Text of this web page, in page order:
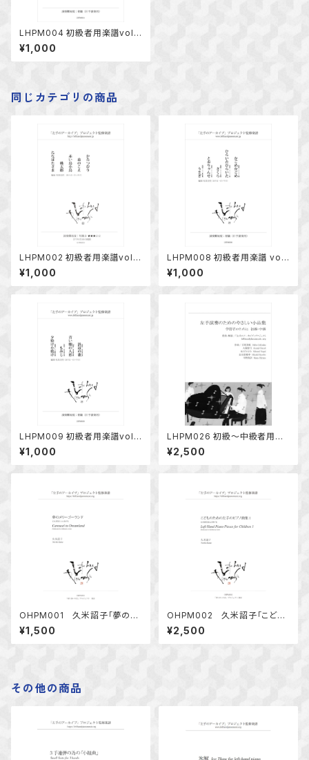
LHPM004 初級者用楽譜vol.2
片手のための編曲「しゃぼんだ
ま、七つの子」他
¥1,000
同じカテゴリの商品
LHPM002 初級者用楽譜vol.1
片手のための編曲「かたつむり、
虫の声」他
¥1,000
LHPM008 初級者用楽譜 vol.
3片手のための編曲「かごめか
ごめ、ひらいたひらいた」他
¥1,000
LHPM009 初級者用楽譜vol.
4 片手のための編曲「浜辺の
歌、青い眼の人形」他
¥1,000
LHPM026 初級～中級者用楽
譜 『左手演奏のためのやさしい
小品集』
¥2,500
OHPM001 久米詔子「夢のメ
リーゴーランド」（三手連弾）
¥1,500
OHPM002 久米詔子「こども
のための左手のピアノ曲集１」
¥2,500
その他の商品